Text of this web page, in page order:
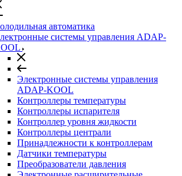
автоматика
системы управления ADAP-
Электронные системы управления
ADAP-KOOL
Контроллеры температуры
Контроллеры испарителя
Контроллер уровня жидкости
Контроллеры централи
Принадлежности к контроллерам
Датчики температуры
Преобразователи давления